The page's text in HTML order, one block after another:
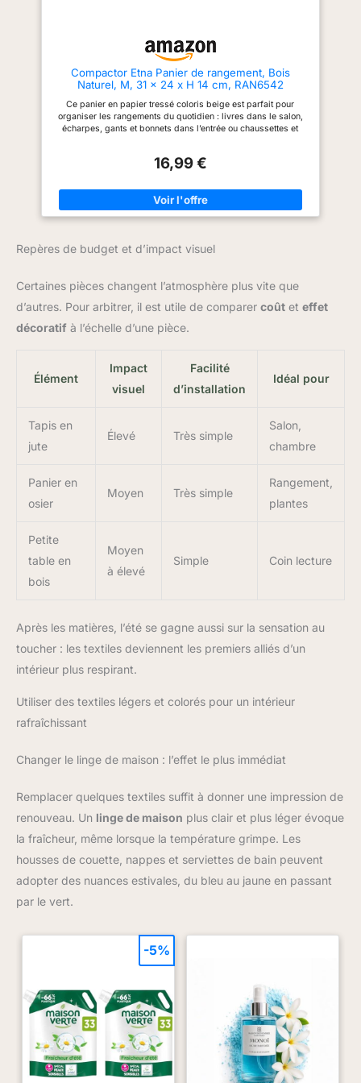
x 12 cm (L x l x H), le panier est
renforcé avec une finition lisse
et sans échardes pour une
ouverture ovale permet un
accès facile et un rangement
efficace 5. Lavable & Résistant
imperméable, facile à nettoyer
Compactor Etna Panier de rangement, Bois
Naturel, M, 31 x 24 x H 14 cm, RAN6542
Ce panier en papier tressé coloris beige est parfait pour
organiser les rangements du quotidien : livres dans le salon,
écharpes, gants et bonnets dans l’entrée ou chaussettes et
affaires par catégories et renforcer du même coup l’effet
Dimensions : 31 X 24 X H.14 cm. Les paniers… C’est la plus
jolie façon de ranger ! Naturels ou colorés, ils apportent la
touche de fantaisie qui fait twister la déco. Que ce soit dans
l’impression d’organisation seront décuplés. Vous pouvez
pièce que vous souhaitez ranger. Parce que l’harmonie des
16,99 €
Repères de budget et d’impact visuel
Certaines pièces changent l’atmosphère plus vite que
d’autres. Pour arbitrer, il est utile de comparer coût et effet
décoratif à l’échelle d’une pièce.
Élément
Impact
visuel
Facilité
d’installation
Idéal pour
Tapis en
jute
Élevé Très simple
Salon,
chambre
Panier en
osier
Moyen Très simple
Rangement,
plantes
Petite
table en
bois
Moyen
à élevé
Simple Coin lecture
Après les matières, l’été se gagne aussi sur la sensation au
toucher : les textiles deviennent les premiers alliés d’un
intérieur plus respirant.
Utiliser des textiles légers et colorés pour un intérieur
rafraîchissant
Changer le linge de maison : l’effet le plus immédiat
Remplacer quelques textiles suffit à donner une impression de
renouveau. Un linge de maison plus clair et plus léger évoque
la fraîcheur, même lorsque la température grimpe. Les
housses de couette, nappes et serviettes de bain peuvent
adopter des nuances estivales, du bleu au jaune en passant
par le vert.
-5%